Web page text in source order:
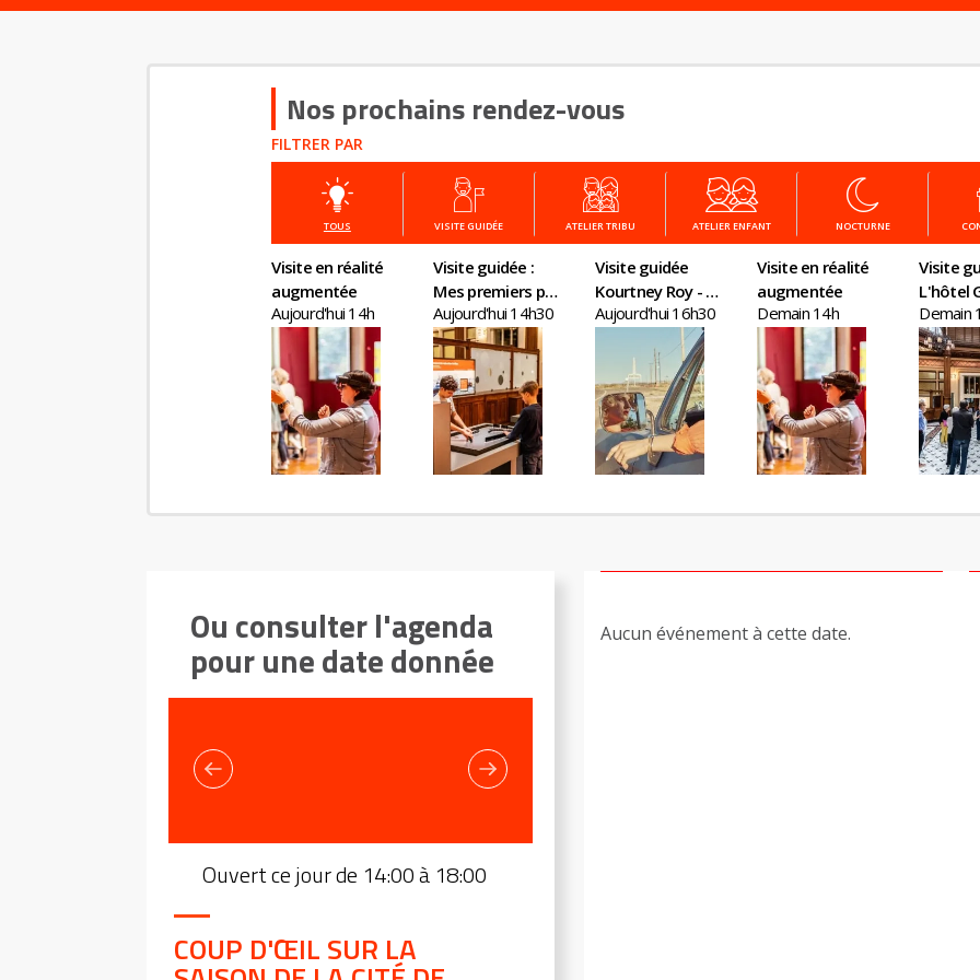
Nos prochains rendez-vous
FILTRER PAR
TOUS VISITE GUIDÉE ATELIER TRIBU ATELIER ENFANT NOCTURNE
Visite en réalité
augmentée
Aujourd'hui 14h
Visite guidée :
Mes premiers pas
en économie
Aujourd'hui 14h30
Visite guidée
Kourtney Roy - All
Inclusive
Aujourd'hui 16h30
Visite en réalité
augmentée
Demain 14h
Visite
L'hôtel
un
plein
Demain
Ou consulter l'agenda
pour une date donnée
Ouvert ce jour de 14:00 à 18:00
COUP D'ŒIL SUR LA
Aucun événement à cette date.